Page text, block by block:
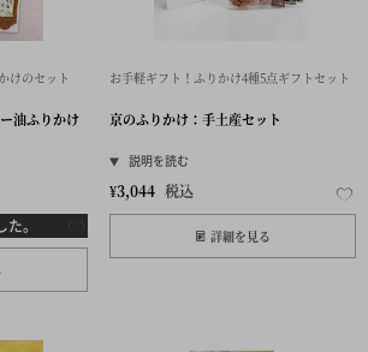
けのセット
油ふりかけ
た。
お手軽ギフト！ふりかけ4種5点ギフトセット
京のふりかけ：手土産セット
¥3,044 税込
詳細を見る